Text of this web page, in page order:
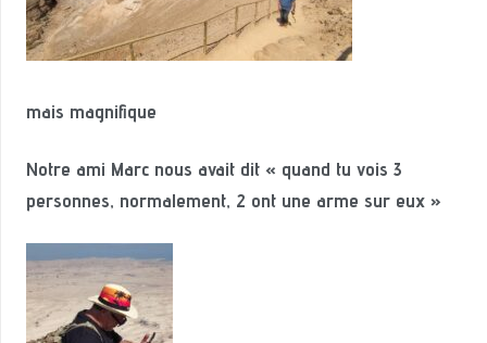
mais magnifique
Notre ami Marc nous avait dit « quand tu vois 3
personnes, normalement, 2 ont une arme sur eux »